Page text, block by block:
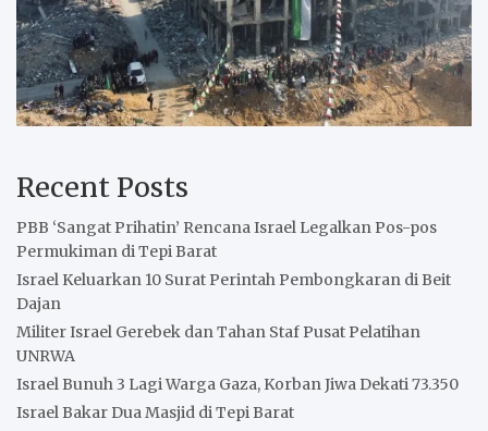
Recent Posts
PBB ‘Sangat Prihatin’ Rencana Israel Legalkan Pos-pos
Permukiman di Tepi Barat
Israel Keluarkan 10 Surat Perintah Pembongkaran di Beit
Dajan
Militer Israel Gerebek dan Tahan Staf Pusat Pelatihan
UNRWA
Israel Bunuh 3 Lagi Warga Gaza, Korban Jiwa Dekati 73.350
Israel Bakar Dua Masjid di Tepi Barat